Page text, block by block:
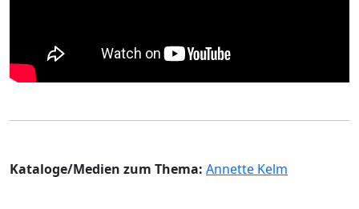
Kataloge/Medien zum Thema: Annette Kelm